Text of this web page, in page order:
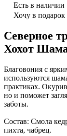
Есть в наличии
Хочу в подарок
Северное
Хохот
Благовония с
используются
практиках.
но и поможет
заботы.
Состав: Смола
пихта, чабрец.